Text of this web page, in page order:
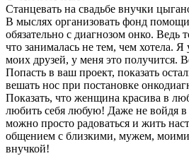
Станцевать на свадьбе внучки
В мыслях организовать фонд
обязательно с диагнозом онко. Ведь
что занималась не тем, чем хотела.
моих друзей, у меня это получится.
Попасть в ваш проект, показать
вешать нос при постановке
Показать, что женщина красива в
любить себя любую! Даже не войдя в
можно просто радоваться и жить
общением с близкими, мужем,
внучкой!